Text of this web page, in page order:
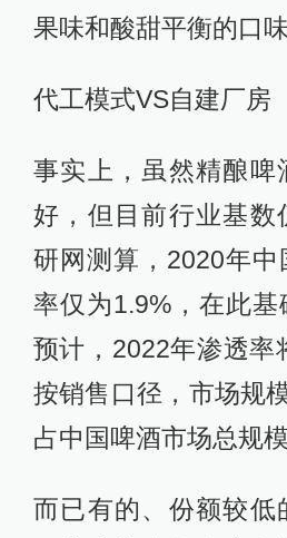
果味和酸甜平衡的口味
代工模式VS自建厂房
事实上，虽然精酿啤
好，但目前行业基数
研网测算，2020年中
率仅为1.9%，在此基
预计，2022年渗透率
按销售口径，市场规
占中国啤酒市场总规
而已有的、份额较低